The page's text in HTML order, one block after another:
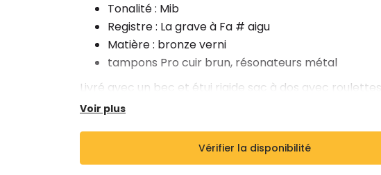
Tonalité : Mib
Registre : La grave à Fa # aigu
Matière : bronze verni
tampons Pro cuir brun, résonateurs métal
Livré avec un bec et étui rigide sac à dos avec roulettes
Voir plus
Vérifier la disponibilité